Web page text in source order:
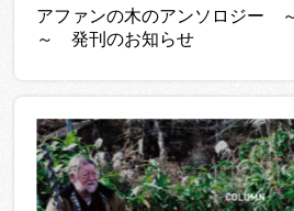
アファンの木のアンソロジー
～ 発刊のお知らせ